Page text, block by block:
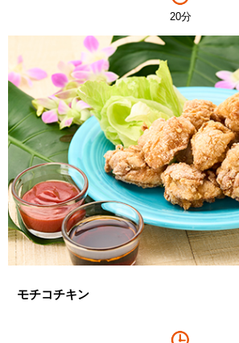
20分
モチコチキン